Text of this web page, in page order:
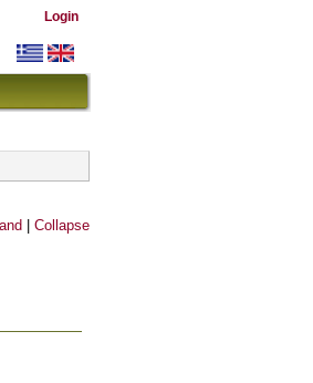
Login
Collapse